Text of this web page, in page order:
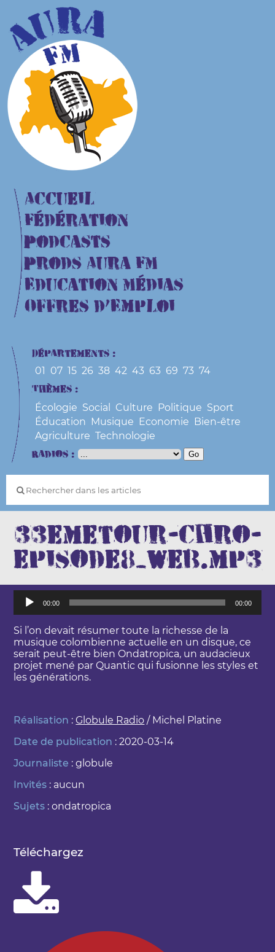
Accueil
Fédération
Podcasts
Prods Aura FM
Education Médias
Offres d’Emploi
Départements :
01 07 15 26 38 42 43 63 69 73 74
Thèmes :
Écologie Social Culture Politique Sport
Éducation
Musique Economie
Bien-être
Agriculture Technologie
Radios :
33emetour-chro-
episode8_web.mp3
t
e
u
r
a
o
00:00 00:00
Si l’on devait résumer toute la richesse de la
musique colombienne actuelle en un disque, ce
serait peut-être bien Ondatropica, un audacieux
projet mené par Quantic qui fusionne les styles et
les générations.
Réalisation : Globule Radio / Michel Platine
Date de publication : 2020-03-14
Journaliste : globule
Invités : aucun
Sujets : ondatropica
Téléchargez